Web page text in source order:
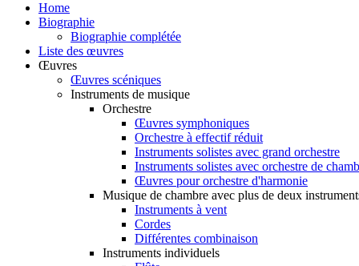
Home
Biographie
Biographie complétée
Liste des œuvres
Œuvres
Œuvres scéniques
Instruments de musique
Orchestre
Œuvres symphoniques
Orchestre à effectif réduit
Instruments solistes avec grand orchestre
Instruments solistes avec orchestre de
Œuvres pour orchestre d'harmonie
Musique de chambre avec plus de deux
Instruments à vent
Cordes
Différentes combinaison
Instruments individuels